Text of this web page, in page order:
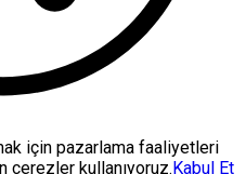
için pazarlama faaliyetleri
çerezler kullanıyoruz.Kabul Et